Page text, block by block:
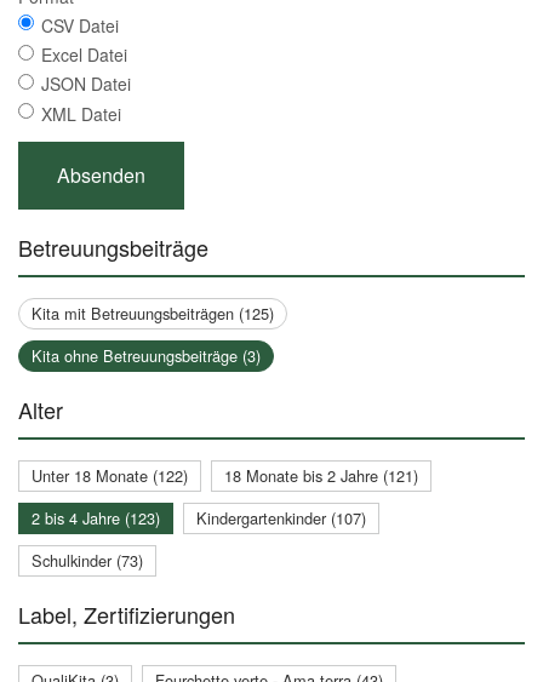
CSV Datei
Excel Datei
JSON Datei
XML Datei
Betreuungsbeiträge
Kita mit Betreuungsbeiträgen (125)
Kita ohne Betreuungsbeiträge (3)
Alter
Unter 18 Monate (122)
18 Monate bis 2 Jahre (121)
2 bis 4 Jahre (123)
Kindergartenkinder (107)
Schulkinder (73)
Label, Zertifizierungen